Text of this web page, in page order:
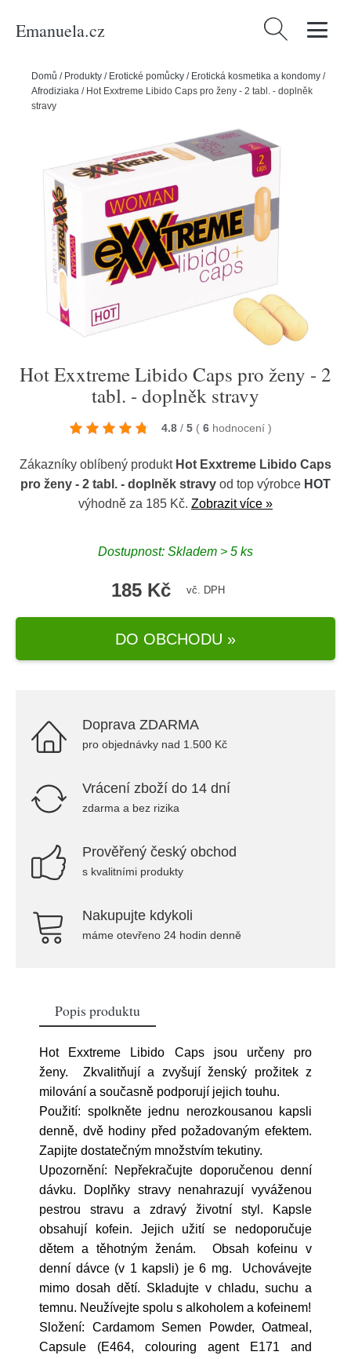
Emanuela.cz Vyhledávání
Domů / Produkty / Erotické pomůcky / Erotická kosmetika a kondomy /
Afrodiziaka / Hot Exxtreme Libido Caps pro ženy - 2 tabl. - doplněk
stravy
Hot Exxtreme Libido Caps pro ženy - 2
tabl. - doplněk stravy
4.8 / 5 ( 6 hodnocení )
Zákazníky oblíbený produkt Hot Exxtreme Libido Caps
pro ženy - 2 tabl. - doplněk stravy od top výrobce HOT
výhodně za 185 Kč. Zobrazit více »
Dostupnost: Skladem > 5 ks
185 Kč vč. DPH
DO OBCHODU »
Doprava ZDARMA
pro objednávky nad 1.500 Kč
Vrácení zboží do 14 dní
zdarma a bez rizika
Prověřený český obchod
s kvalitními produkty
Nakupujte kdykoli
máme otevřeno 24 hodin denně
Popis produktu
Hot Exxtreme Libido Caps jsou určeny pro
ženy. Zkvalitňují a zvyšují ženský prožitek z
milování a současně podporují jejich touhu.
Použití: spolkněte jednu nerozkousanou kapsli
denně, dvě hodiny před požadovaným efektem.
Zapijte dostatečným množstvím tekutiny.
Upozornění: Nepřekračujte doporučenou denní
dávku. Doplňky stravy nenahrazují vyváženou
pestrou stravu a zdravý životní styl. Kapsle
obsahují kofein. Jejich užití se nedoporučuje
dětem a těhotným ženám. Obsah kofeinu v
denní dávce (v 1 kapsli) je 6 mg. Uchovávejte
mimo dosah dětí. Skladujte v chladu, suchu a
temnu. Neužívejte spolu s alkoholem a kofeinem!
Složení: Cardamom Semen Powder, Oatmeal,
Capsule (E464, colouring agent E171 and